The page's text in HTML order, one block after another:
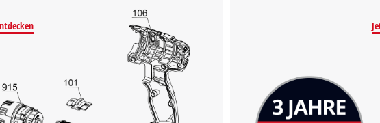
Wir benötigen deine Zustimmung, um
Google Maps laden zu können!
This content is not permitted to load due
to trackers that are not disclosed to the
visitor. The website owner needs to setup
the site with their CMP to add this content
to the list of technologies used.